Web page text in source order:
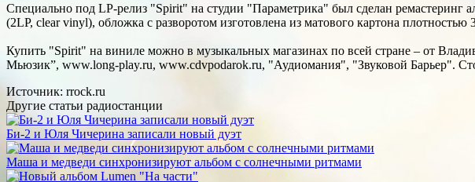
Специально под LP-релиз "Spirit" на студии "Параметрика" был сделан
(2LP, clear vinyl), обложка с разворотом изготовлена из матового картона
Купить "Spirit" на виниле можно в музыкальных магазинах по всей стране – от
Мьюзик”, www.long-play.ru, www.cdvpodarok.ru, "Аудиомания", "Звуковой Барьер".
Источник: rrock.ru
Другие статьи радиостанции
Би-2 и Юля Чичерина записали новый дуэт
Маша и медведи синхронизируют альбом с солнечными ритмами